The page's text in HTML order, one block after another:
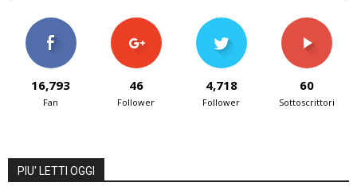
16,793
Fan
46
Follower
4,718
Follower
60
Sottoscrittori
PIU' LETTI OGGI